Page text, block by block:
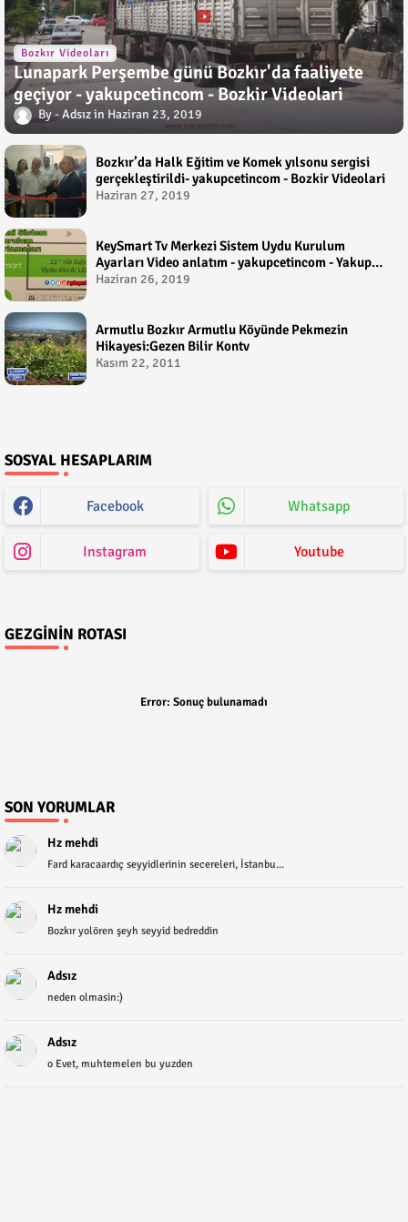
Bozkır Videoları
Lunapark Perşembe günü Bozkır'da faaliyete
geçiyor - yakupcetincom - Bozkir Videolari
Adsız Haziran 23, 2019
Bozkır’da Halk Eğitim ve Komek yılsonu sergisi
gerçekleştirildi- yakupcetincom - Bozkir Videolari
Haziran 27, 2019
KeySmart Tv Merkezi Sistem Uydu Kurulum
Ayarları Video anlatım - yakupcetincom - Yakup
Çetin
Haziran 26, 2019
Armutlu Bozkır Armutlu Köyünde Pekmezin
Hikayesi:Gezen Bilir Kontv
Kasım 22, 2011
SOSYAL HESAPLARIM
Facebook Whatsapp
Instagram Youtube
GEZGININ ROTASI
Error: Sonuç bulunamadı
SON YORUMLAR
Hz mehdi
Fard karacaardıç seyyidlerinin secereleri, İstanbu...
Hz mehdi
Bozkır yolören şeyh seyyid bedreddin
Adsız
neden olmasin:)
Adsız
o Evet, muhtemelen bu yuzden